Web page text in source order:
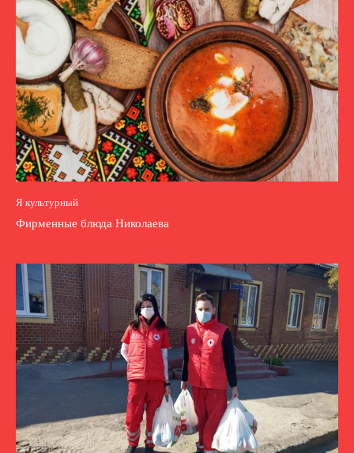
Я культурный
Фирменные блюда Николаева